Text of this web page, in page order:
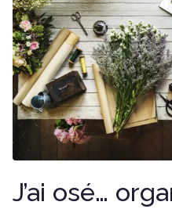
J’ai osé…